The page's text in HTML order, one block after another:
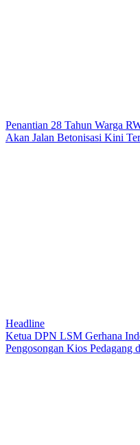
Penantian 28 Tahun Warga
Akan Jalan Betonisasi Kini
Headline
Ketua DPN LSM Gerhana
Pengosongan Kios Pedagang